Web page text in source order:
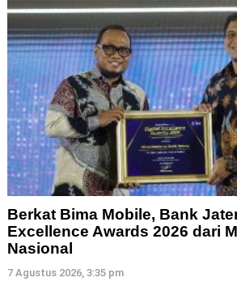
Berkat Bima Mobile, Bank
Excellence Awards 2026 dari
Nasional
7 Agustus 2026, 3:35 pm